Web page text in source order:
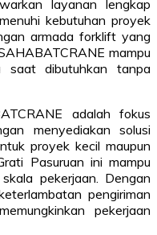
layanan lengkap
kebutuhan proyek
armada forklift yang
mampu
saat dibutuhkan tanpa
adalah fokus
menyediakan solusi
proyek kecil maupun
Pasuruan ini mampu
pekerjaan. Dengan
pengiriman
pekerjaan